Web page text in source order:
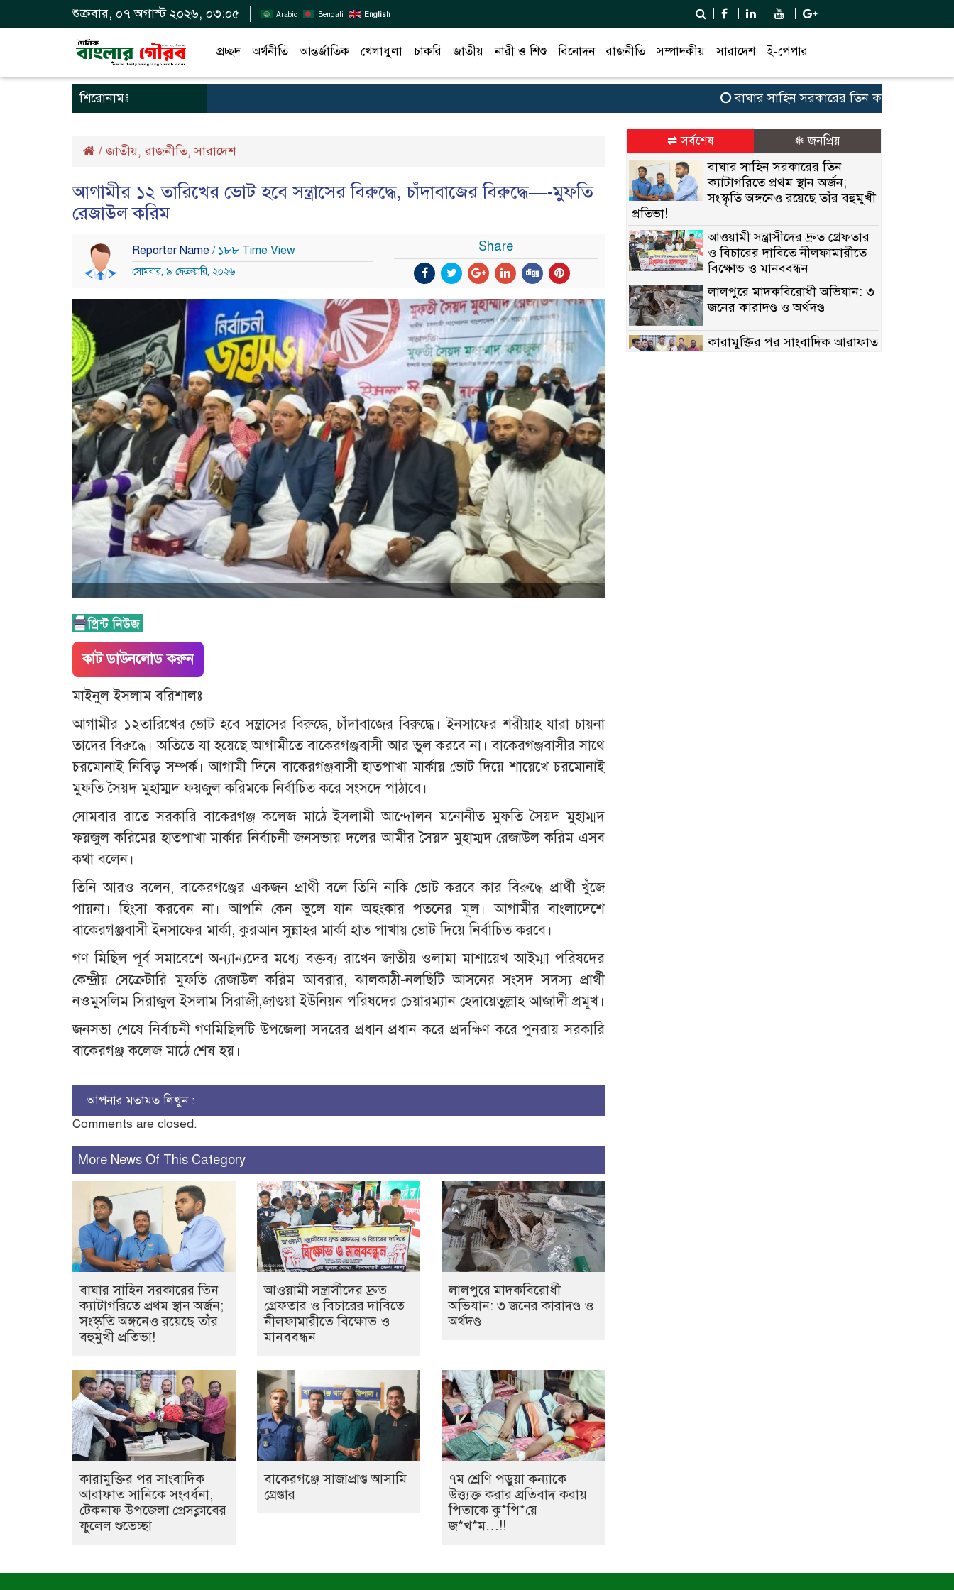
শুক্রবার, ০৭ অগাস্ট ২০২৬, ০৩:০৫ Arabic Bengali English
প্রচ্ছদ অর্থনীতি আন্তর্জাতিক খেলাধুলা চাকরি জাতীয় নারী ও শিশু বিনোদন রাজনীতি সম্পাদকীয় সারাদেশ ই-পেপার
শিরোনামঃ বাঘার সাহিন সরকারের তিন ক্যাটাগরিতে প্রথম
/জাতীয়,রাজনীতি,সারাদেশ
আগামীর ১২ তারিখের ভোট হবে সন্ত্রাসের বিরুদ্ধে, চাঁদাবাজের বিরুদ্ধে—-মুফতি
রেজাউল করিম
Reporter Name / ১৮৮ Time View
সোমবার, ৯ ফেব্রুয়ারি, ২০২৬
Share
কাট ডাউনলোড করুন
মাইনুল ইসলাম বরিশালঃ
আগামীর ১২তারিখের ভোট হবে সন্ত্রাসের বিরুদ্ধে, চাঁদাবাজের বিরুদ্ধে। ইনসাফের শরীয়াহ যারা চায়না
তাদের বিরুদ্ধে। অতিতে যা হয়েছে আগামীতে বাকেরগঞ্জবাসী আর ভুল করবে না। বাকেরগঞ্জবাসীর সাথে
চরমোনাই নিবিড় সম্পর্ক। আগামী দিনে বাকেরগঞ্জবাসী হাতপাখা মার্কায় ভোট দিয়ে শায়েখে চরমোনাই
মুফতি সৈয়দ মুহাম্মদ ফয়জুল করিমকে নির্বাচিত করে সংসদে পাঠাবে।
সোমবার রাতে সরকারি বাকেরগঞ্জ কলেজ মাঠে ইসলামী আন্দোলন মনোনীত মুফতি সৈয়দ মুহাম্মদ
ফয়জুল করিমের হাতপাখা মার্কার নির্বাচনী জনসভায় দলের আমীর সৈয়দ মুহাম্মদ রেজাউল করিম এসব
কথা বলেন।
তিনি আরও বলেন, বাকেরগঞ্জের একজন প্রাথী বলে তিনি নাকি ভোট করবে কার বিরুদ্ধে প্রার্থী খুঁজে
পায়না। হিংসা করবেন না। আপনি কেন ভুলে যান অহংকার পতনের মূল। আগামীর বাংলাদেশে
বাকেরগঞ্জবাসী ইনসাফের মার্কা, কুরআন সুন্নাহর মার্কা হাত পাখায় ভোট দিয়ে নির্বাচিত করবে।
গণ মিছিল পূর্ব সমাবেশে অন্যান্যদের মধ্যে বক্তব্য রাখেন জাতীয় ওলামা মাশায়েখ আইম্মা পরিষদের
কেন্দ্রীয় সেক্রেটারি মুফতি রেজাউল করিম আবরার, ঝালকাঠী-নলছিটি আসনের সংসদ সদস্য প্রার্থী
নওমুসলিম সিরাজুল ইসলাম সিরাজী,জাগুয়া ইউনিয়ন পরিষদের চেয়ারম্যান হেদায়েতুল্লাহ আজাদী প্রমূখ।
জনসভা শেষে নির্বাচনী গণমিছিলটি উপজেলা সদরের প্রধান প্রধান করে প্রদক্ষিণ করে পুনরায় সরকারি
বাকেরগঞ্জ কলেজ মাঠে শেষ হয়।
আপনার মতামত লিখুন :
Comments are closed.
More News Of This Category
বাঘার সাহিন সরকারের তিন
ক্যাটাগরিতে প্রথম স্থান অর্জন;
সংস্কৃতি অঙ্গনেও রয়েছে তাঁর
বহুমুখী প্রতিভা!
আওয়ামী সন্ত্রাসীদের দ্রুত
গ্রেফতার ও বিচারের দাবিতে
নীলফামারীতে বিক্ষোভ ও
মানববন্ধন
লালপুরে মাদকবিরোধী
অভিযান: ৩ জনের কারাদণ্ড ও
অর্থদণ্ড
কারামুক্তির পর সাংবাদিক
আরাফাত সানিকে সংবর্ধনা,
টেকনাফ উপজেলা প্রেসক্লাবের
ফুলেল শুভেচ্ছা
বাকেরগঞ্জে সাজাপ্রাপ্ত আসামি
গ্রেপ্তার
৭ম শ্রেণি পড়ুয়া কন্যাকে
উত্ত্যক্ত করার প্রতিবাদ করায়
পিতাকে কু*পি*য়ে
জ*খ*ম…!!
⇌ সর্বশেষ ❅ জনপ্রিয়
বাঘার সাহিন সরকারের তিন
ক্যাটাগরিতে প্রথম স্থান অর্জন;
সংস্কৃতি অঙ্গনেও রয়েছে তাঁর বহুমুখী
প্রতিভা!
আওয়ামী সন্ত্রাসীদের দ্রুত গ্রেফতার
ও বিচারের দাবিতে নীলফামারীতে
বিক্ষোভ ও মানববন্ধন
লালপুরে মাদকবিরোধী অভিযান: ৩
জনের কারাদণ্ড ও অর্থদণ্ড
কারামুক্তির পর সাংবাদিক আরাফাত